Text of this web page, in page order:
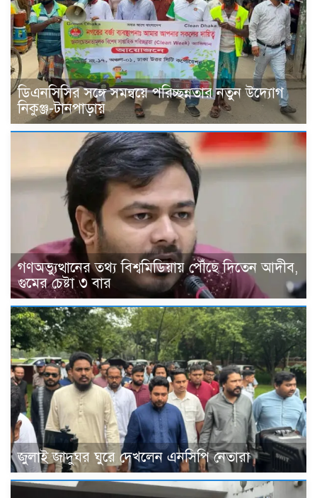
ডিএনসিসির সঙ্গে সমন্বয়ে পরিচ্ছন্নতার নতুন উদ্যোগ
নিকুঞ্জ-টানপাড়ায়
গণঅভ্যুত্থানের তথ্য বিশ্বমিডিয়ায় পৌঁছে দিতেন আদীব,
গুমের চেষ্টা ৩ বার
জুলাই জাদুঘর ঘুরে দেখলেন এনসিপি নেতারা